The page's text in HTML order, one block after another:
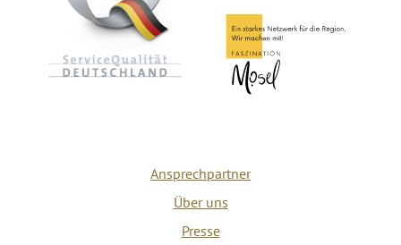
Ansprechpartner
Über uns
Presse